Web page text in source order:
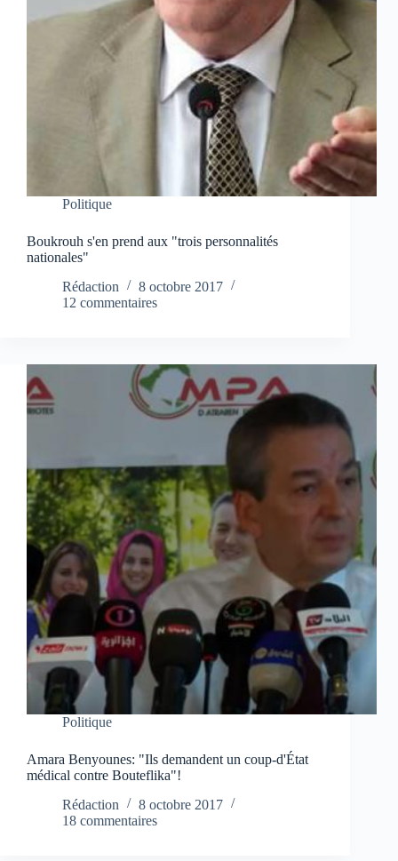
Politique
Boukrouh s'en prend aux "trois personnalités
nationales"
Rédaction
8 octobre 2017
12 commentaires
Politique
Amara Benyounes: "Ils demandent un coup-d'État
médical contre Bouteflika"!
Rédaction
8 octobre 2017
18 commentaires